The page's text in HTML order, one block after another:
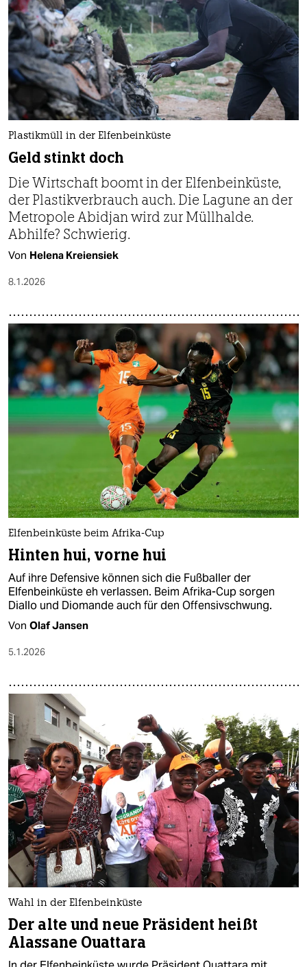
Plastikmüll in der Elfenbeinküste
Geld stinkt doch
Die Wirtschaft boomt in der Elfenbeinküste,
der Plastikverbrauch auch. Die Lagune an der
Metropole Abidjan wird zur Müllhalde.
Abhilfe? Schwierig.
Von Helena Kreiensiek
8.1.2026
Elfenbeinküste beim Afrika-Cup
Hinten hui, vorne hui
Auf ihre Defensive können sich die Fußballer der
Elfenbeinküste eh verlassen. Beim Afrika-Cup sorgen
Diallo und Diomande auch für den Offensivschwung.
Von Olaf Jansen
5.1.2026
Wahl in der Elfenbeinküste
Der alte und neue Präsident heißt
Alassane Ouattara